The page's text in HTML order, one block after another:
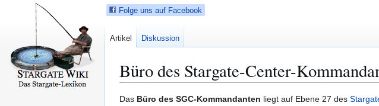
Büro des Stargate-Center-
Z
Z
Das Büro des SGC-Kommandanten liegt auf Ebene 27 des
Folge uns auf Facebook
Artikel Diskussion